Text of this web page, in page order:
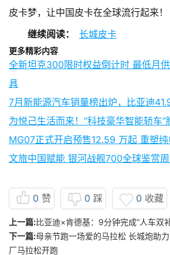
皮卡梦，让中国皮卡在全球流行起来！
继续阅读：
长城皮卡
更多精彩内容
全新坦克300限时权益倒计时 最低月
具
7月新能源汽车销量榜出炉，比亚迪
为悦己生活而来！“科技豪华智能轿车
MG07正式开启预售12.59 万起 重塑
文旅中国赋能 银河战舰700全球鉴赏
0 赞 0 踩 0 收藏
上一篇:比亚迪×肯德基：9分钟完成“人车双
下一篇:母亲节跑一场爱的马拉松 长城炮助
厂马拉松开跑